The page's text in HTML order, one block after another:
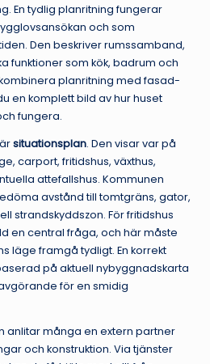
En tydlig planritning fungerar
och som
Den beskriver rumssamband,
funktioner som kök, badrum och
planritning med fasad-
en komplett bild av hur huset
fungera.
situationsplan. Den visar var på
carport, fritidshus, växthus,
attefallshus. Kommunen
avstånd till tomtgräns, gator,
strandskyddszon. För fritidshus
en central fråga, och här måste
läge framgå tydligt. En korrekt
på aktuell nybyggnadskarta
för en smidig
anlitar många en extern partner
och konstruktion. Via tjänster